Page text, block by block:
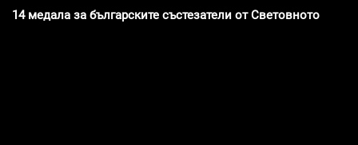
14 медала за българските състезатели от Световното